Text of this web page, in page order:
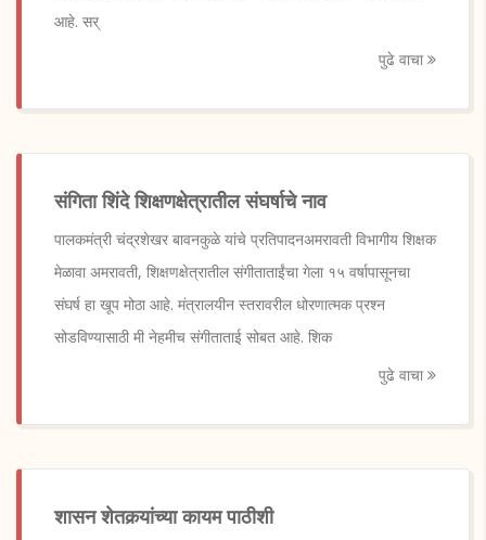
आहे. सर्
पुढे वाचा
संगिता शिंदे शिक्षणक्षेत्रातील संघर्षाचे नाव
पालकमंत्री चंद्रशेखर बावनकुळे यांचे प्रतिपादनअमरावती विभागीय शिक्षक
मेळावा अमरावती, शिक्षणक्षेत्रातील संगीताताईंचा गेला १५ वर्षापासूनचा
संघर्ष हा खूप मोठा आहे. मंत्रालयीन स्तरावरील धोरणात्मक प्रश्न
सोडविण्यासाठी मी नेहमीच संगीताताई सोबत आहे. शिक
पुढे वाचा
शासन शेतकर्‍यांच्या कायम पाठीशी